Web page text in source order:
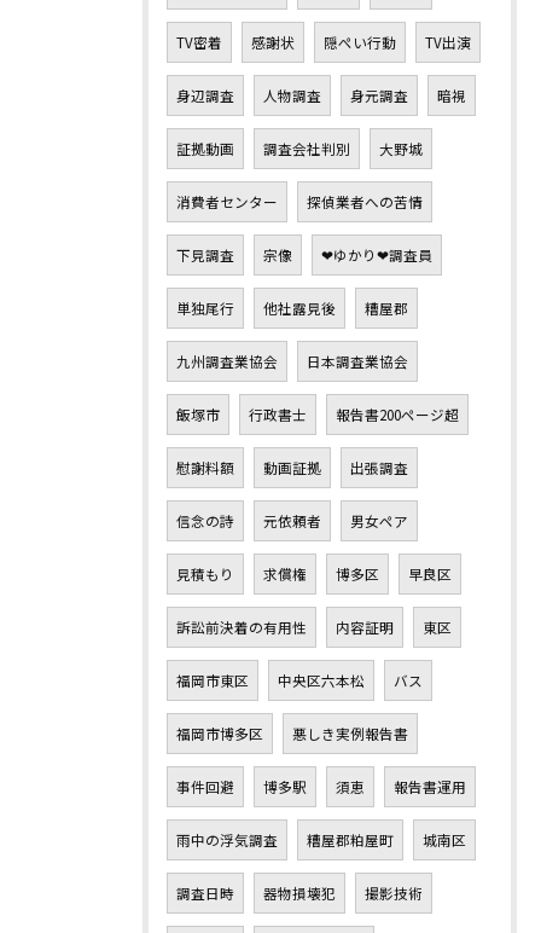
TV密着 感謝状 隠ぺい行動 TV出演
身辺調査 人物調査 身元調査 暗視
証拠動画 調査会社判別 大野城
消費者センター 探偵業者への苦情
下見調査 宗像 ❤ゆかり❤調査員
単独尾行 他社露見後 糟屋郡
九州調査業協会 日本調査業協会
飯塚市 行政書士 報告書200ページ超
慰謝料額 動画証拠 出張調査
信念の詩 元依頼者 男女ペア
見積もり 求償権 博多区 早良区
訴訟前決着の有用性 内容証明 東区
福岡市東区 中央区六本松 バス
福岡市博多区 悪しき実例報告書
事件回避 博多駅 須恵 報告書運用
雨中の浮気調査 糟屋郡粕屋町 城南区
調査日時 器物損壊犯 撮影技術